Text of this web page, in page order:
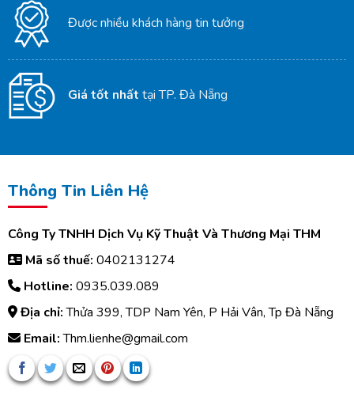
Được nhiều khách hàng tin tưởng
Giá tốt nhất tại TP. Đà Nẵng
Thông Tin Liên Hệ
Công Ty TNHH Dịch Vụ Kỹ Thuật Và Thương Mại THM
Mã số thuế: 0402131274
Hotline: 0935.039.089
Địa chỉ:Thửa 399, TDP Nam Yên, P Hải Vân, Tp Đà Nẵng
Email:Thm.lienhe@gmail.com